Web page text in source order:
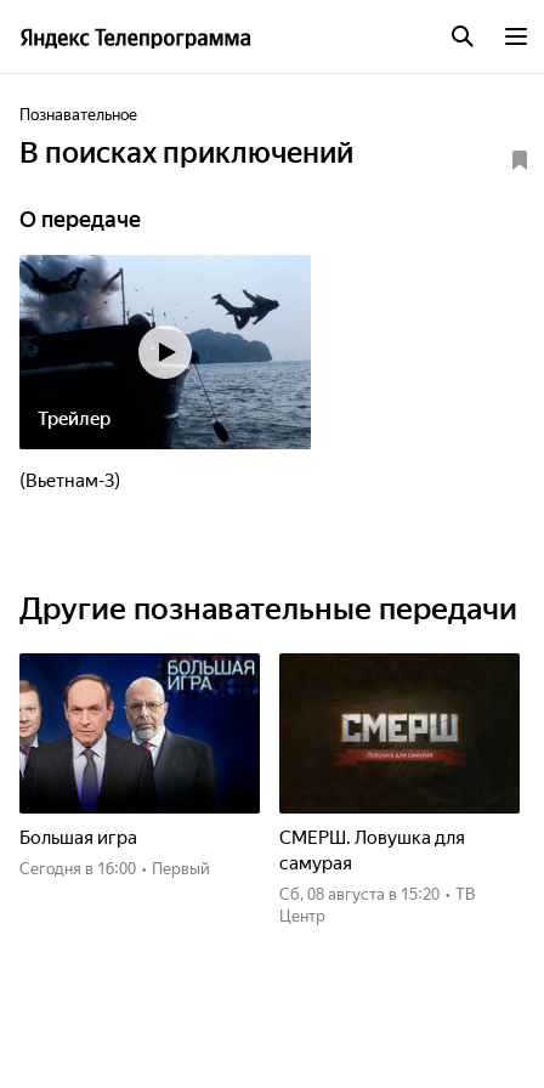
Познавательное
В поисках приключений
О передаче
Трейлер
(Вьетнам-3)
Другие познавательные передачи
Большая игра
Сегодня в 16:00 • Первый
СМЕРШ. Ловушка для
самурая
сб, 08 августа в 15:20 • ТВ
Центр